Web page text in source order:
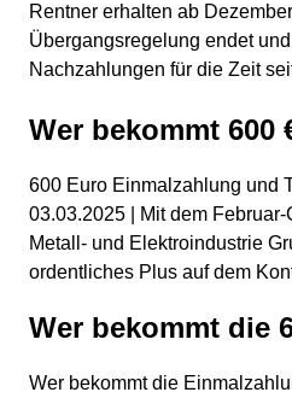
Rentner erhalten ab
Übergangsregelung endet
Nachzahlungen für die Zeit
Wer bekommt 600
600 Euro Einmalzahlung und
03.03.2025 | Mit dem
Metall- und Elektroindustrie
ordentliches Plus auf dem
Wer bekommt die
Wer bekommt die